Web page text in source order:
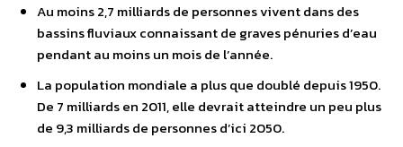
Au moins 2,7 milliards de personnes vivent dans des
bassins fluviaux connaissant de graves pénuries d’eau
pendant au moins un mois de l’année.
La population mondiale a plus que doublé depuis 1950.
De 7 milliards en 2011, elle devrait atteindre un peu plus
de 9,3 milliards de personnes d’ici 2050.